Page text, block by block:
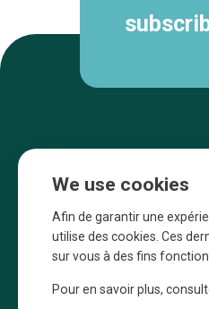
Une initiative
la promotion des
We use cookies
Afin de garantir une
utilise des cookies. Ces
sur vous à des fins
Pour en savoir plus,